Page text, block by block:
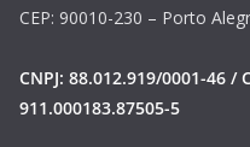
CEP: 90010-230 – Porto
CNPJ: 88.012.919/0001-46
911.000183.87505-5